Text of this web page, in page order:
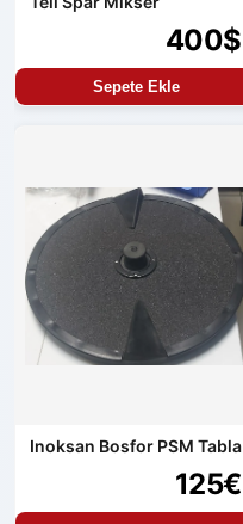
400$
Sepete Ekle
Inoksan Bosfor PSM Tabla
125€